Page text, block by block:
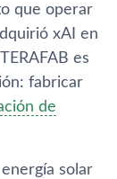
que operar
xAI en
es
fabricar
de
solar